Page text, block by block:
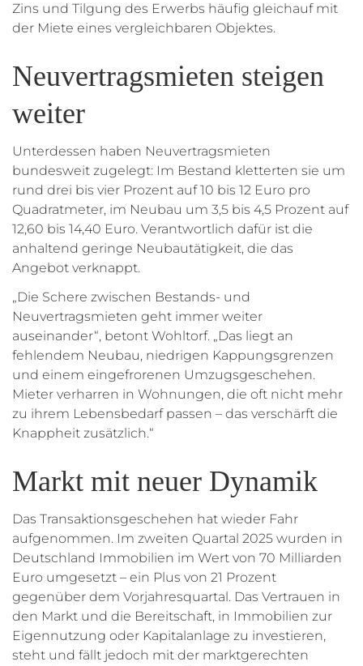
Zins und Tilgung des Erwerbs häufig gleichauf mit
der Miete eines vergleichbaren Objektes.
Neuvertragsmieten steigen
weiter
Unterdessen haben Neuvertragsmieten
bundesweit zugelegt: Im Bestand kletterten sie um
rund drei bis vier Prozent auf 10 bis 12 Euro pro
Quadratmeter, im Neubau um 3,5 bis 4,5 Prozent auf
12,60 bis 14,40 Euro. Verantwortlich dafür ist die
anhaltend geringe Neubautätigkeit, die das
Angebot verknappt.
„Die Schere zwischen Bestands- und
Neuvertragsmieten geht immer weiter
auseinander“, betont Wohltorf. „Das liegt an
fehlendem Neubau, niedrigen Kappungsgrenzen
und einem eingefrorenen Umzugsgeschehen.
Mieter verharren in Wohnungen, die oft nicht mehr
zu ihrem Lebensbedarf passen – das verschärft die
Knappheit zusätzlich.“
Markt mit neuer Dynamik
Das Transaktionsgeschehen hat wieder Fahr
aufgenommen. Im zweiten Quartal 2025 wurden in
Deutschland Immobilien im Wert von 70 Milliarden
Euro umgesetzt – ein Plus von 21 Prozent
gegenüber dem Vorjahresquartal. Das Vertrauen in
den Markt und die Bereitschaft, in Immobilien zur
Eigennutzung oder Kapitalanlage zu investieren,
steht und fällt jedoch mit der marktgerechten